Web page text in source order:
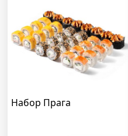
Набор Прага